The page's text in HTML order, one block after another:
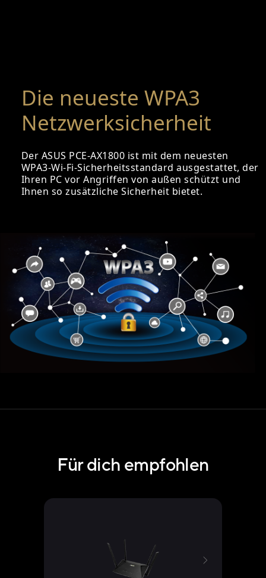
Die neueste WPA3
Netzwerksicherheit
Der ASUS PCE-AX1800 ist mit dem neuesten
WPA3-Wi-Fi-Sicherheitsstandard ausgestattet, der
Ihren PC vor Angriffen von außen schützt und
Ihnen so zusätzliche Sicherheit bietet.
Für dich empfohlen